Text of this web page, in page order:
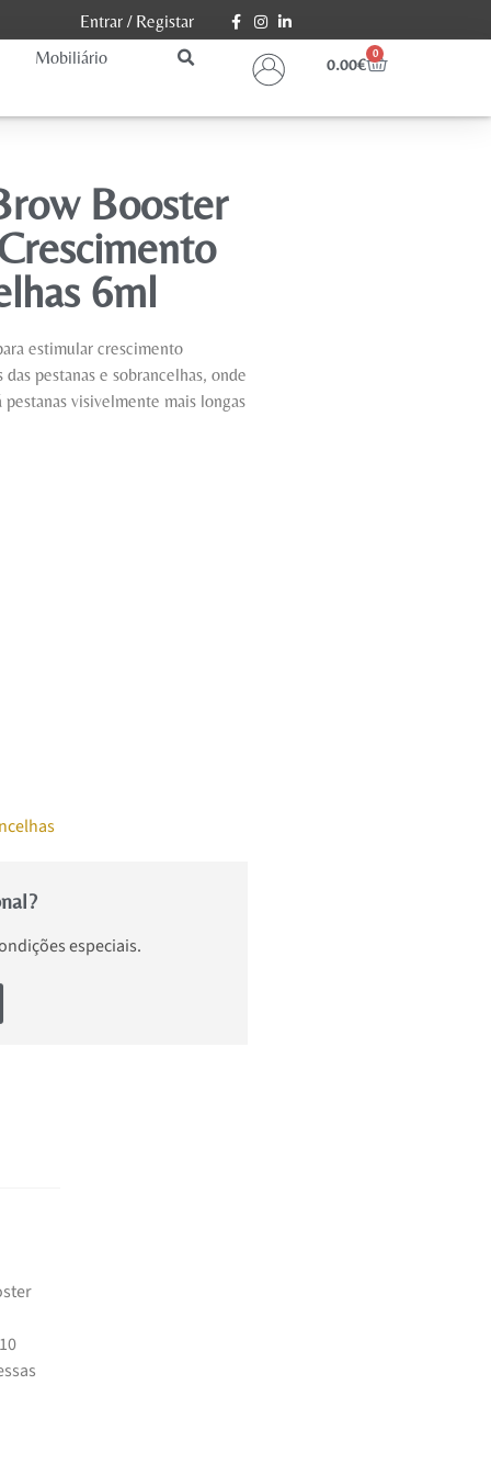
Entrar/ Registar
Mobiliário
0.00€
0
Booster
6ml
estimular crescimento
pestanas e sobrancelhas, onde
visivelmente mais longas
especiais.